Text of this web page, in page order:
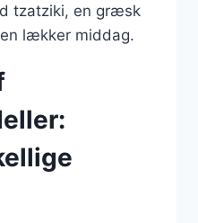
tzatziki, en græsk
lækker middag.